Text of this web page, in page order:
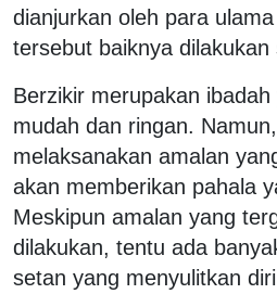
dianjurkan oleh para
tersebut baiknya dilakukan
Berzikir merupakan
mudah dan ringan.
melaksanakan amalan
akan memberikan pahala
Meskipun amalan yang
dilakukan, tentu ada
setan yang menyulitkan